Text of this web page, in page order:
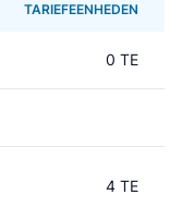
TARIEFEENHEDEN
0 TE
4 TE